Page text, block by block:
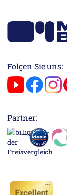
Folgen Sie uns:
Partner: